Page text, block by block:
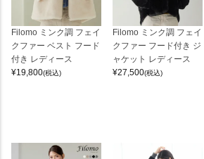
Filomo ミンク調 フェイ
クファー ベスト フード
付き レディース
¥19,800(税込)
Filomo ミンク調 フェイ
クファー フード付き ジ
ャケット レディース
¥27,500(税込)